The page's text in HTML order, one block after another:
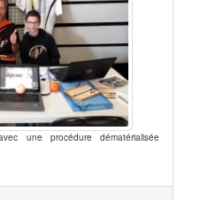
une procédure dématérialisée